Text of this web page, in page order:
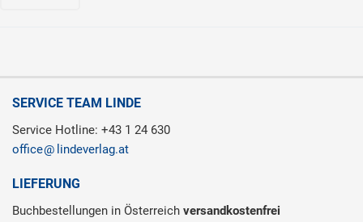
SERVICE TEAM LINDE
Service Hotline: +43 1 24 630
office
lindeverlag.at
LIEFERUNG
Buchbestellungen in Österreich versandkostenfrei